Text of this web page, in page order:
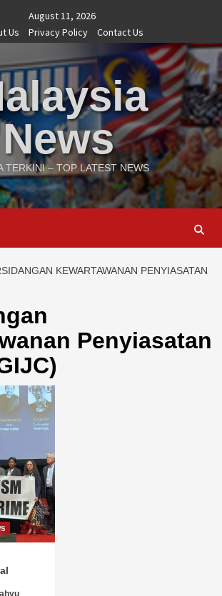
August 11, 2026
Us
Privacy Policy Contact Us
News
TERKINI – TOP LATEST NEWS
KEWARTAWANAN PENYIASATAN
Penyiasatan